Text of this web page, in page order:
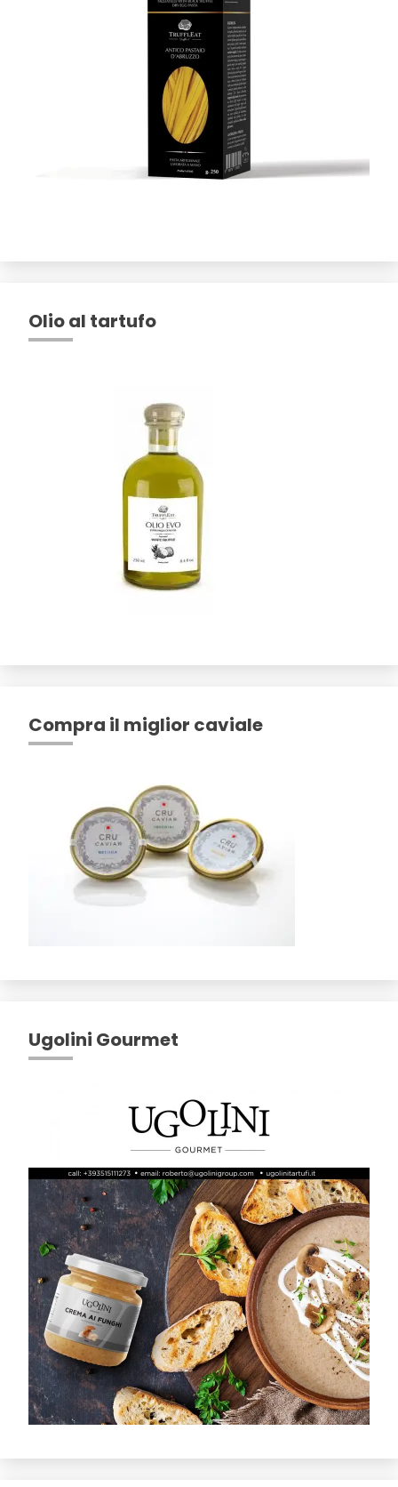
Olio al tartufo
Compra il miglior caviale
Ugolini Gourmet